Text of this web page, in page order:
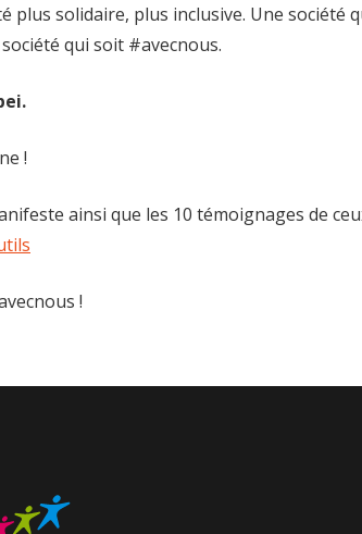
plus solidaire, plus inclusive. Une société
qui soit #avecnous.
!
ainsi que les 10 témoignages de
!